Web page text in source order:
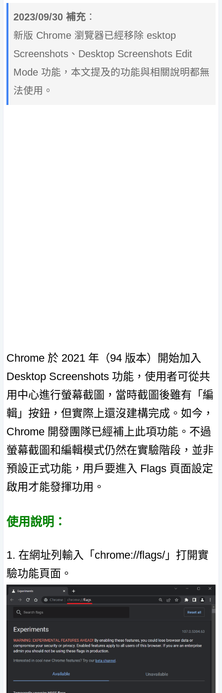
2023/09/30 補充 ：
新版 Chrome 瀏覽器已經移除 esktop
Screenshots、Desktop Screenshots Edit
Mode 功能，本文提及的功能與相關說明都無
法使用。
Chrome 於 2021 年（94 版本）開始加入
Desktop Screenshots 功能，使用者可從共
用中心進行螢幕截圖，當時截圖後雖有「編
輯」按鈕，但實際上還沒建構完成。如今，
Chrome 開發團隊已經補上此項功能。不過
螢幕截圖和編輯模式仍然在實驗階段，並非
預設正式功能，用戶要進入 Flags 頁面設定
啟用才能發揮功用。
使用說明：
1. 在網址列輸入「chrome://flags/」打開實
驗功能頁面。